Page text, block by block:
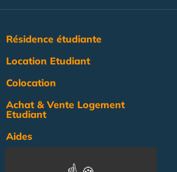
Résidence étudiante
Location Etudiant
Colocation
Achat & Vente Logement
Etudiant
Aides